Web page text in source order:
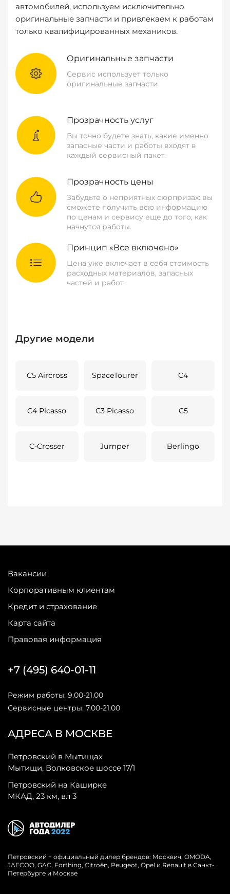
автомобилей, используем исключительно
оригинальные запчасти и привлекаем к работам
только квалифицированных механиков.
Оригинальные запчасти
Сервис использует только
оригинальные запчасти
Прозрачность услуг
Вы точно будете знать, какие именно
запасные части и работы входят в
каждый сервисный пакет.
Прозрачность цены
Забудьте о неприятных сюрпризах: вы
сможете получить всю информацию
по ценам и сервису еще до того, как
начнутся работы.
Принцип «Все включено»
Цена уже включает в себя стоимость
расходных материалов, запасных
частей и работ.
Другие модели
C5 Aircross SpaceTourer C4
C4 Picasso C3 Picasso C5
C-Crosser Jumper Berlingo
Вакансии
Корпоративным клиентам
Кредит и страхование
Карта сайта
Правовая информация
АДРЕСА В МОСКВЕ
Петровский в Мытищах
Мытищи, Волковское шоссе 17/1
Петровский на Каширке
МКАД, 23 км, вл 3
+7 (495) 640-01-11
Режим работы: 9.00-21.00
Сервисные центры: 7.00-21.00
Петровский − официальный дилер брендов: Москвич, OMODA,
JAECOO, GAC, Forthing, Citroёn, Peugeot, Opel и Renault в Санкт-
Петербурге и Москве